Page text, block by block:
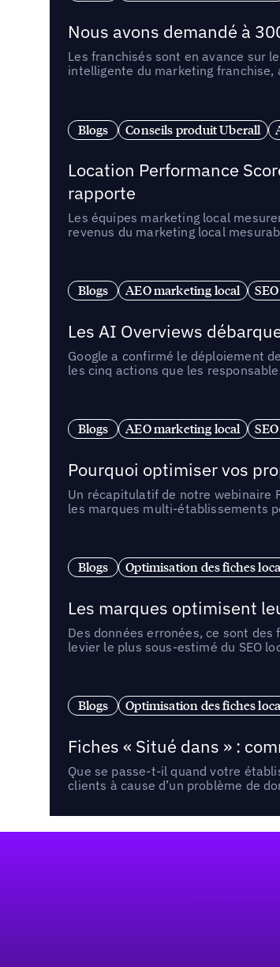
Nous avons demandé à
Les franchisés sont en avance sur
intelligente du marketing franchise,
Blogs Conseils produit Uberall
Location Performance
rapporte
Les équipes marketing local
revenus du marketing local
Blogs AEO marketing local
Les AI Overviews
Google a confirmé le déploiement
les cinq actions que les
Blogs AEO marketing local
Pourquoi optimiser vos
Un récapitulatif de notre webinaire
les marques multi-établissements
Blogs Optimisation des fiches
Les marques optimisent
Des données erronées, ce sont
levier le plus sous-estimé du SEO
Blogs Optimisation des fiches
Fiches « Situé dans » :
Que se passe-t-il quand votre
clients à cause d’un problème de